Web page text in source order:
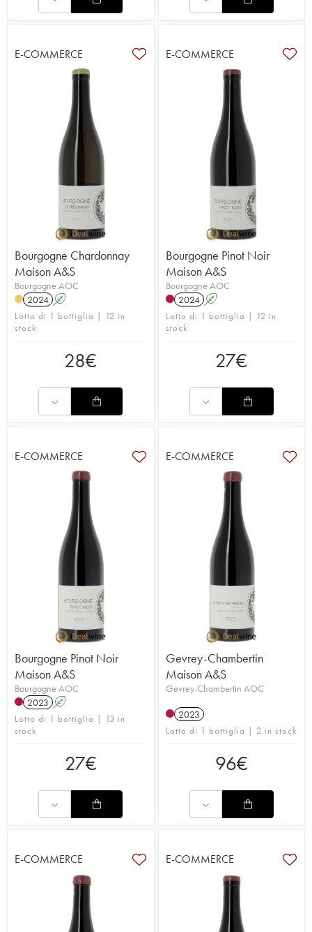
E-COMMERCE
Bourgogne Chardonnay
Maison A&S
Bourgogne AOC
2024 A
Lotto di 1 bottiglia | 12 in
stock
28€
E-COMMERCE
Bourgogne Pinot Noir
Maison A&S
Bourgogne AOC
2024 A
Lotto di 1 bottiglia | 12 in
stock
27€
E-COMMERCE
Bourgogne Pinot Noir
Maison A&S
Bourgogne AOC
2023 A
Lotto di 1 bottiglia | 13 in
stock
27€
E-COMMERCE
Gevrey-Chambertin
Maison A&S
Gevrey-Chambertin AOC
2023
Lotto di 1 bottiglia | 2 in stock
96€
E-COMMERCE E-COMMERCE